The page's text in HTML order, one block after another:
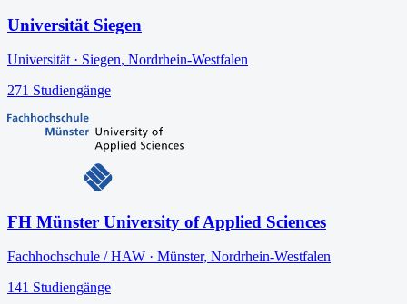
Universität Siegen
Universität · Siegen, Nordrhein-Westfalen
271 Studiengänge
FH Münster University of Applied Sciences
Fachhochschule / HAW · Münster, Nordrhein-Westfalen
141 Studiengänge